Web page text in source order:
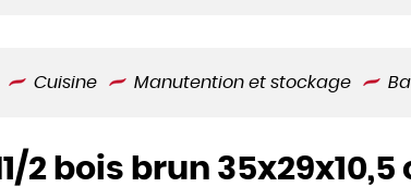
Cuisine Manutention et stockage
2 bois brun